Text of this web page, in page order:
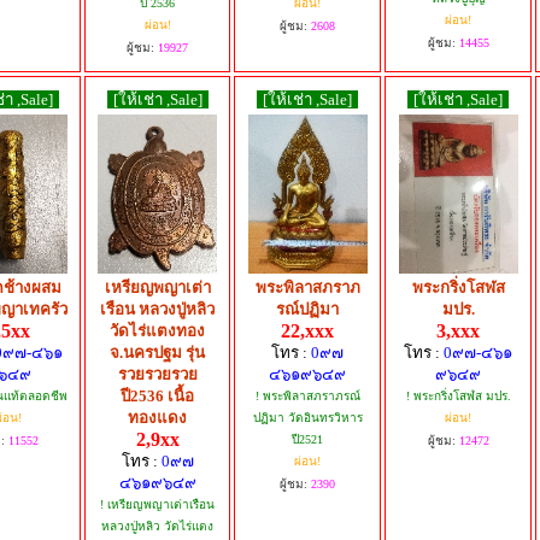
ผ่อน!
ผู้ชม: 19927
ผู้ชม: 2608
ผ่อน!
ผู้ชม: 14455
,Sale]
างผสม
าเทครัว
๙๗-๔๖๑
๔๙
แท้ตลอดชีพ
อน!
11552
[ให้เช่า ,Sale]
เหรียญพญาเต่า
เรือน หลวงปู่หลิว
วัดไร่แตงทอง
จ.นครปฐม รุ่น
รวยรวยรวย
ปี2536 เนื้อ
ทองแดง
2,9xx
โทร : 0๙๗
๔๖๑๙๖๔๙
! เหรียญพญาเต่าเรือน
หลวงปู่หลิว วัดไร่แตง
[ให้เช่า ,Sale]
พระพิลาสภราภ
รณ์ปฏิมา
22,xxx
โทร : 0๙๗
๔๖๑๙๖๔๙
! พระพิลาสภราภรณ์
ปฏิมา วัดอินทรวิหาร
ปี2521
ผ่อน!
ผู้ชม: 2390
[ให้เช่า ,Sale]
พระกริ่งโสฬส
มปร.
3,xxx
โทร : 0๙๗-๔๖๑
๙๖๔๙
! พระกริ่งโสฬส มปร.
ผ่อน!
ผู้ชม: 12472